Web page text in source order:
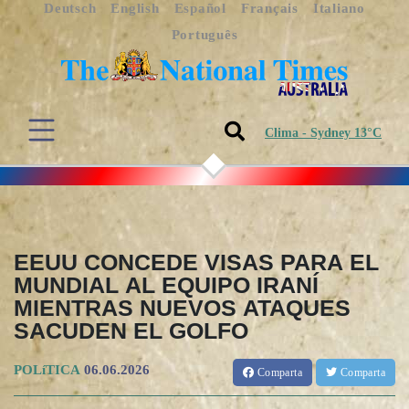
Deutsch English Español Français
Italiano
Português
Clima - Sydney 13°C
EEUU CONCEDE VISAS PARA EL
MUNDIAL AL EQUIPO IRANÍ
MIENTRAS NUEVOS ATAQUES
SACUDEN EL GOLFO
POLíTICA 06.06.2026 Comparta Comparta